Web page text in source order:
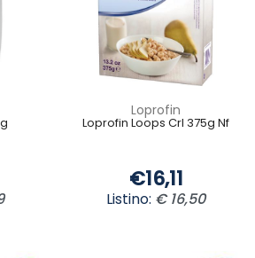
Loprofin
Loprofin Loops Crl 375g Nf
€16,11
Listino: € 16,50